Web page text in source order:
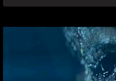
PROTOCOL
GUIDA
AL
ELETTRICO